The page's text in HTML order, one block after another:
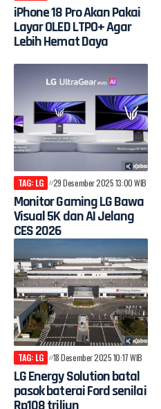
iPhone 18 Pro Akan Pakai
Layar OLED LTPO+ Agar
Lebih Hemat Daya
TAG: LG 29 Desember 2025 13:00 WIB
Monitor Gaming LG Bawa
Visual 5K dan AI Jelang
CES 2026
TAG: LG 18 Desember 2025 10:17 WIB
LG Energy Solution batal
pasok baterai Ford senilai